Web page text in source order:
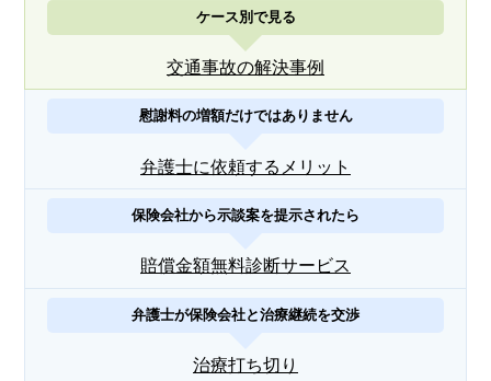
ケース別で見る
交通事故の解決事例
慰謝料の増額だけではありません
弁護士に依頼するメリット
保険会社から示談案を提示されたら
賠償金額無料診断サービス
弁護士が保険会社と治療継続を交渉
治療打ち切り